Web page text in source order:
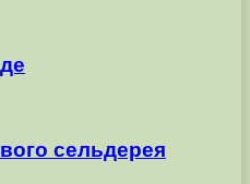
сельдерея